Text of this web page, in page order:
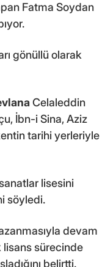
Fatma Soydan
gönüllü olarak
Celaleddin
İbn-i Sina, Aziz
tarihi yerleriyle
lisesini
söyledi.
devam
lisans sürecinde
belirtti.